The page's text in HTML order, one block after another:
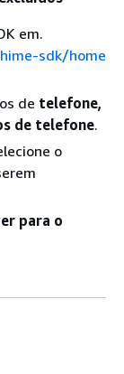
em.
sdk/home
de telefone,
de telefone.
o
para o